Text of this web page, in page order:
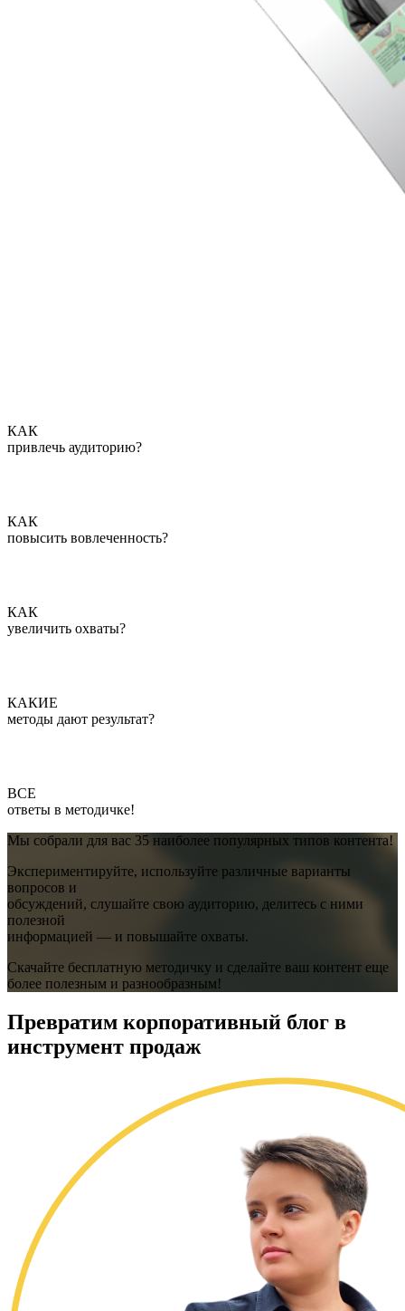
КАК
привлечь аудиторию?
КАК
повысить вовлеченность?
КАК
увеличить охваты?
КАКИЕ
методы дают результат?
ВСЕ
ответы в методичке!
Мы собрали для вас 35 наиболее популярных типов контента!
Экспериментируйте, используйте различные варианты
вопросов и
обсуждений, слушайте свою аудиторию, делитесь с ними
полезной
информацией — и повышайте охваты.
Скачайте бесплатную методичку и сделайте ваш контент еще
более полезным и разнообразным!
Превратим корпоративный блог в
инструмент продаж